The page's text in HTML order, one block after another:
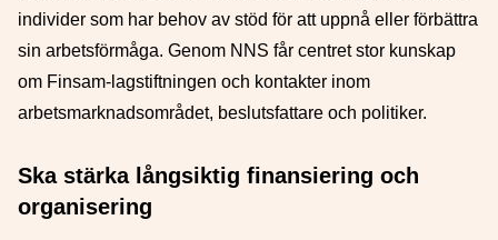
individer som har behov av stöd för att uppnå eller förbättra
sin arbetsförmåga. Genom NNS får centret stor kunskap
om Finsam-lagstiftningen och kontakter inom
arbetsmarknadsområdet, beslutsfattare och politiker.
Ska stärka långsiktig finansiering och
organisering